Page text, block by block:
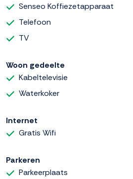
Senseo Koffiezetapparaat
Telefoon
TV
Woon gedeelte
Kabeltelevisie
Waterkoker
Internet
Gratis Wifi
Parkeren
Parkeerplaats